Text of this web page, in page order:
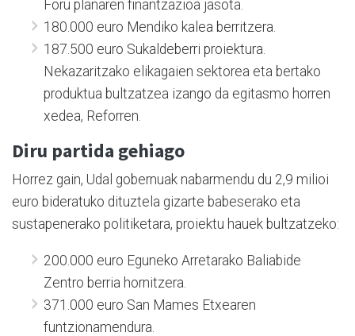
Foru planaren finantzazioa jasota.
180.000 euro Mendiko kalea berritzera.
187.500 euro Sukaldeberri proiektura.
Nekazaritzako elikagaien sektorea eta bertako
produktua bultzatzea izango da egitasmo horren
xedea, Reforren.
Diru partida gehiago
Horrez gain, Udal gobernuak nabarmendu du 2,9 milioi
euro bideratuko dituztela gizarte babeserako eta
sustapenerako politiketara, proiektu hauek bultzatzeko:
200.000 euro Eguneko Arretarako Baliabide
Zentro berria hornitzera.
371.000 euro San Mames Etxearen
funtzionamendura.